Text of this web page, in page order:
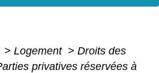
> Logement > Droits des
privatives réservées à